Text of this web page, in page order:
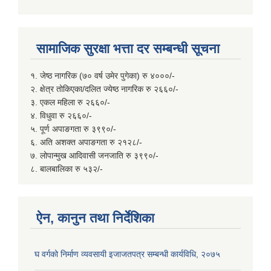
सामाजिक सुरक्षा भत्ता दर सम्बन्धी सूचना
१. जेष्ठ नागरिक (७० वर्ष उमेर पुगेका) रु ४०००/-
२. क्षेत्र तोकिएका/दलित ज्येष्ठ नागरिक रु २६६०/-
३. एकल महिला रु २६६०/-
४. विधुवा रु २६६०/-
५. पूर्ण अपाङगता रु ३९९०/-
६. अति अशक्त अपाङगता रु २१२८/-
७. लोपान्मुख आदिवासी जनजाति रु ३९९०/-
८. बालबालिका रु ५३२/-
ऐन, कानुन तथा निर्देशिका
घ वर्गको निर्माण व्यवसायी इजाजतपत्र सम्बन्धी कार्यविधि, २०७५